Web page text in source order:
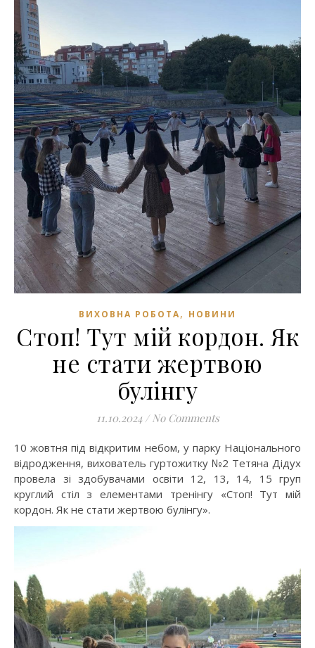
ВИХОВНА РОБОТА, НОВИНИ
Стоп! Тут мій кордон. Як
не стати жертвою
булінгу
11.10.2024 / No Comments
10 жовтня під відкритим небом, у парку Національного
відродження, вихователь гуртожитку №2 Тетяна Дідух
провела зі здобувачами освіти 12, 13, 14, 15 груп
круглий стіл з елементами тренінгу «Стоп! Тут мій
кордон. Як не стати жертвою булінгу».